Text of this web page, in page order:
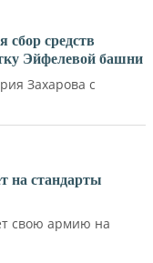
сбор средств
Эйфелевой башни
Захарова с
на стандарты
свою армию на